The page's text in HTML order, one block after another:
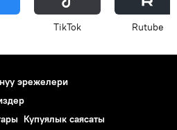
ТikТоk Rutube
эрежелери
Купуялык саясаты